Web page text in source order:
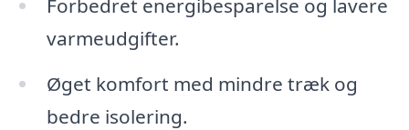
Forbedret energibesparelse og lavere
varmeudgifter.
Øget komfort med mindre træk og
bedre isolering.